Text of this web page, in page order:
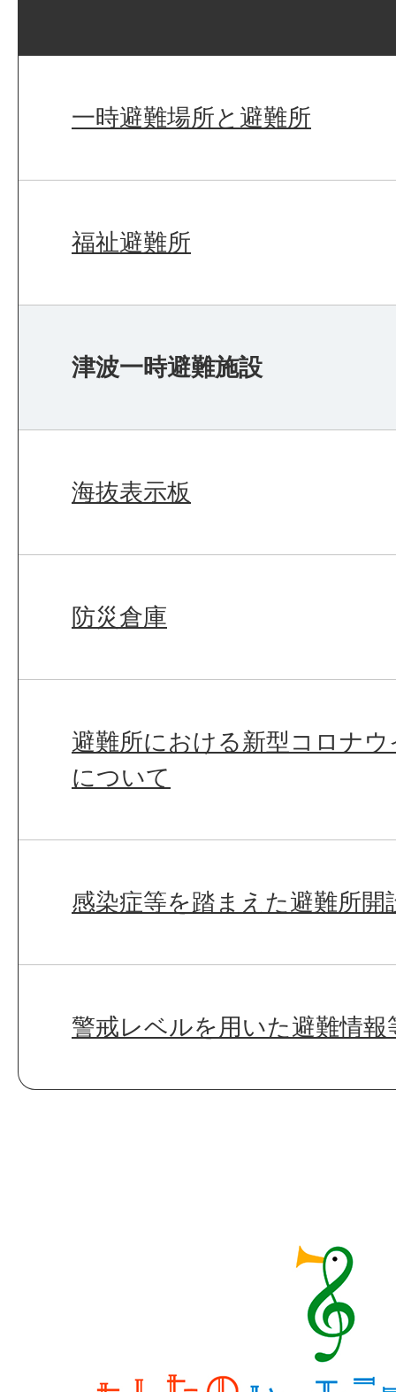
一時避難場所と避難所
福祉避難所
津波一時避難施設
海抜表示板
防災倉庫
避難所における新型コロナ
について
感染症等を踏まえた避難所開
警戒レベルを用いた避難情報